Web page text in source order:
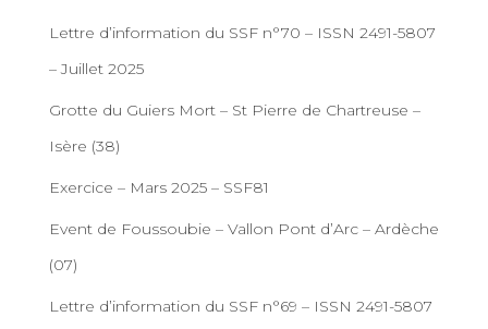
Lettre d’information du SSF n°70 – ISSN 2491-5807
– Juillet 2025
Grotte du Guiers Mort – St Pierre de Chartreuse –
Isère (38)
Exercice – Mars 2025 – SSF81
Event de Foussoubie – Vallon Pont d’Arc – Ardèche
(07)
Lettre d’information du SSF n°69 – ISSN 2491-5807